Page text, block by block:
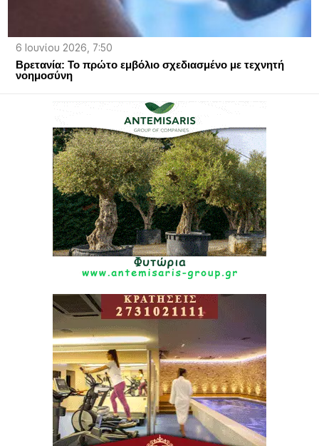
6 Ιουνίου 2026, 7:50
Βρετανία: Το πρώτο εμβόλιο σχεδιασμένο με τεχνητή
νοημοσύνη